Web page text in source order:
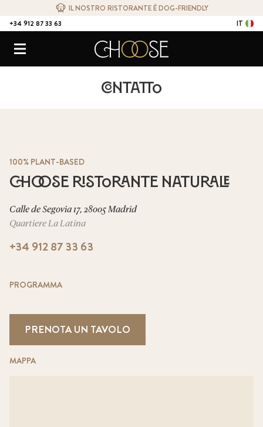
IL NOSTRO RISTORANTE È DOG-FRIENDLY
+34 912 87 33 63
IT
Menu Choose Ristorante Naturale
Contatto
100% PLANT-BASED
Choose Ristorante Naturale
Calle de Segovia 17, 28005 Madrid
Quartiere La Latina
+34 912 87 33 63
PROGRAMMA
PRENOTA UN TAVOLO
MAPPA